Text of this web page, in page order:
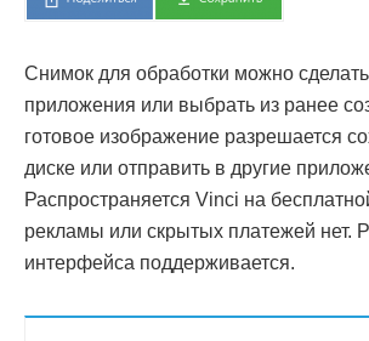
Снимок для обработки можно
приложения или выбрать из ранее
готовое изображение разрешается
диске или отправить в другие
Распространяется Vinci на
рекламы или скрытых платежей нет.
интерфейса поддерживается.